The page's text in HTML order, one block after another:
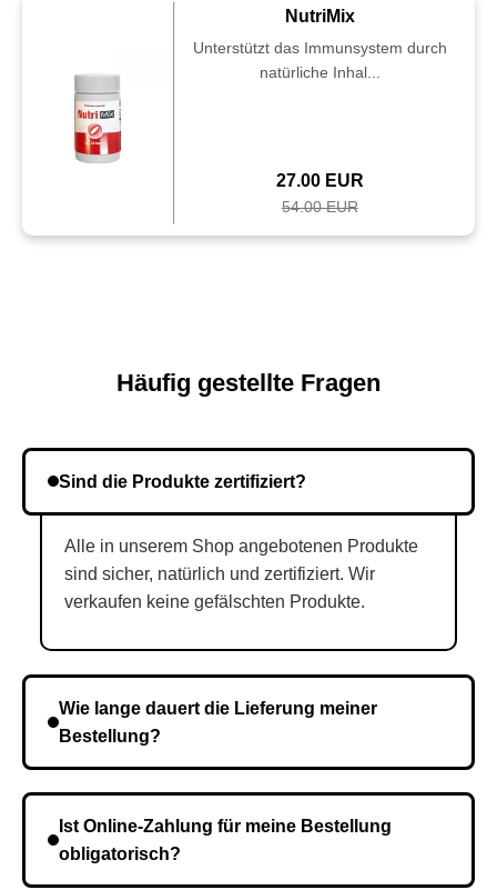
NutriMix
Unterstützt das Immunsystem durch
natürliche Inhal...
27.00 EUR
54.00 EUR
Häufig gestellte Fragen
Sind die Produkte zertifiziert?
Alle in unserem Shop angebotenen Produkte
sind sicher, natürlich und zertifiziert. Wir
verkaufen keine gefälschten Produkte.
Wie lange dauert die Lieferung meiner
Bestellung?
Kurierdienst und die Zeit hängt davon ab.
Ist Online-Zahlung für meine Bestellung
obligatorisch?